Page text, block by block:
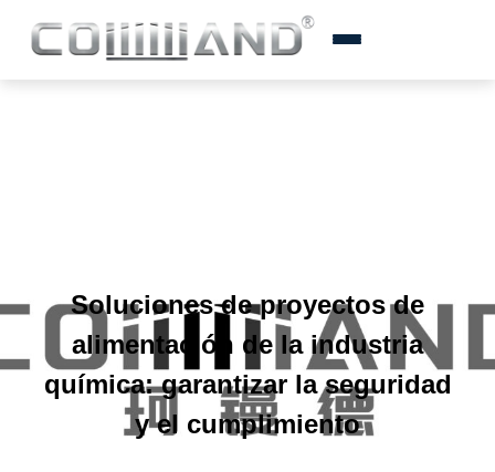
Soluciones de proyectos de
alimentación de la industria
química: garantizar la seguridad
y el cumplimiento